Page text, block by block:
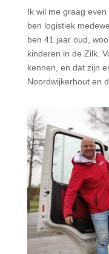
Ik wil me graag
ben logistiek
ben 41 jaar oud,
kinderen in de Zilk.
kennen, en dat zijn
Noordwijkerhout en